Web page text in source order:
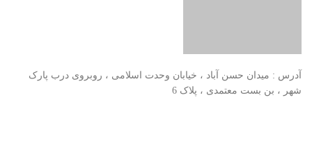
آدرس : میدان حسن آباد ، خیابان وحدت اسلامی ، روبروی درب پارک
شهر ، بن بست معتمدی ، پلاک 6